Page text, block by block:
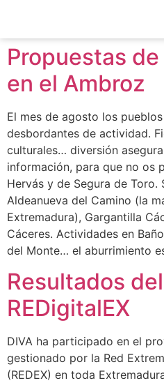
Propuestas
en el Ambroz
El mes de agosto los
desbordantes de actividad.
culturales… diversión
información, para que no os
Hervás y de Segura de Toro.
Aldeanueva del Camino (la
Extremadura), Gargantilla
Cáceres. Actividades en
del Monte… el aburrimiento
Resultados
REDigitalEX
DIVA ha participado en el
gestionado por la Red
(REDEX) en toda